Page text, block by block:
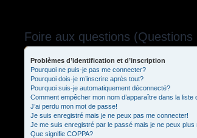
Foire aux questions
Problèmes d’identification et d’inscription
Pourquoi ne puis-je pas me connecter?
Pourquoi dois-je m’inscrire après tout?
Pourquoi suis-je automatiquement déconnecté?
Comment empêcher mon nom d’apparaître dans la
J’ai perdu mon mot de passe!
Je suis enregistré mais je ne peux pas me connecter!
Je me suis enregistré par le passé mais je ne peux plus
Que signifie COPPA?